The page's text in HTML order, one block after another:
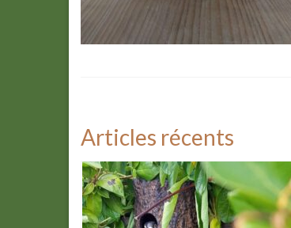
Articles récents